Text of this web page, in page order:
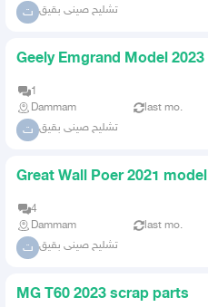
ت تشليح صينى بقيق
Geely Emgrand Model 2023 Spare
1
Dammam
last mo.
ت تشليح صينى بقيق
Great Wall Poer 2021 model
4
Dammam
last mo.
ت تشليح صينى بقيق
MG T60 2023 scrap parts